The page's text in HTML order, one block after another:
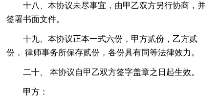
十八、本协议未尽事宜，由甲乙双方另行协商，并
签署书面文件。
十九、本协议正本一式六份，甲方贰份，乙方贰
份， 律师事务所保存贰份，各份具有同等法律效力。
二十、 本协议自甲乙双方签字盖章之日起生效。
甲方：